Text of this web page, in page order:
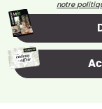
notre